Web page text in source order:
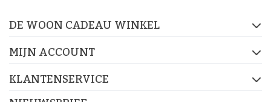
DE WOON CADEAU WINKEL
MIJN ACCOUNT
KLANTENSERVICE